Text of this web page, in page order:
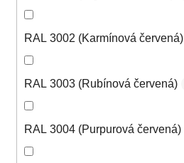
RAL 3002 (Karmínová červená)
RAL 3003 (Rubínová červená)
RAL 3004 (Purpurová červená)